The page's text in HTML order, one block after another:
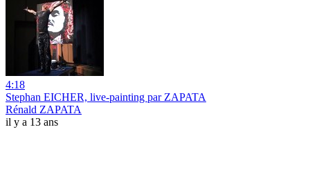
4:18
Stephan EICHER, live-painting par ZAPATA
Rénald ZAPATA
il y a 13 ans